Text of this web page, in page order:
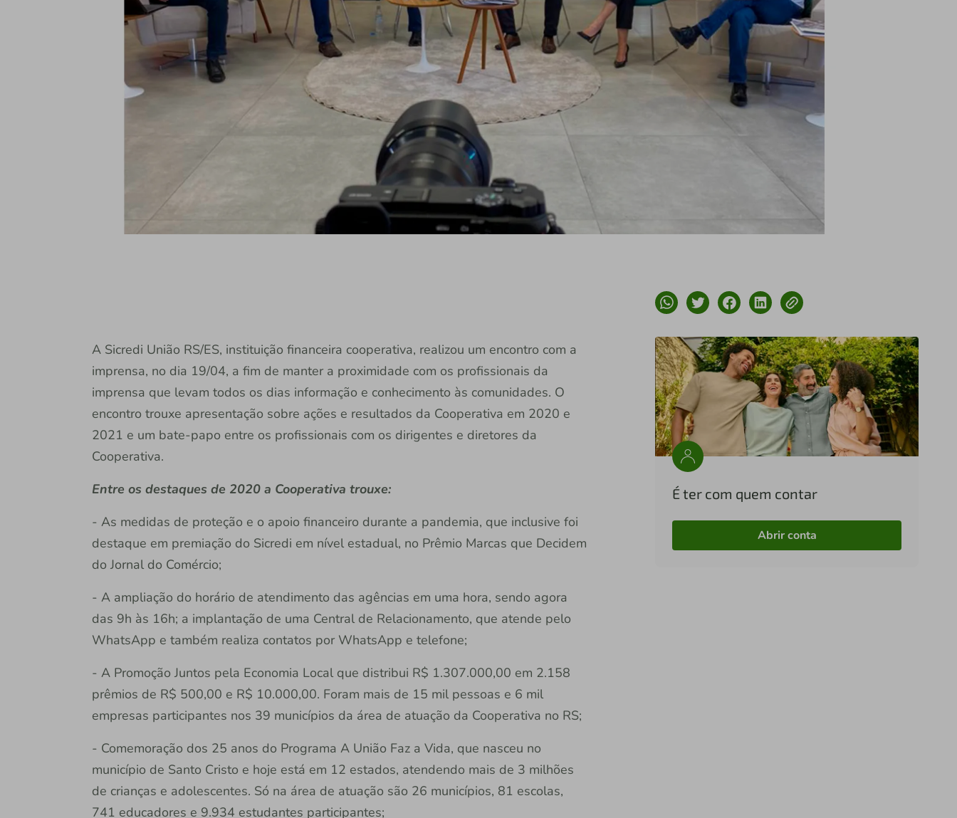
A Sicredi União RS/ES, instituição financeira cooperativa, realizou um encontro com a
imprensa, no dia 19/04, a fim de manter a proximidade com os profissionais da
imprensa que levam todos os dias informação e conhecimento às comunidades. O
encontro trouxe apresentação sobre ações e resultados da Cooperativa em 2020 e
2021 e um bate-papo entre os profissionais com os dirigentes e diretores da
Cooperativa.
Entre os destaques de 2020 a Cooperativa trouxe:
- As medidas de proteção e o apoio financeiro durante a pandemia, que inclusive foi
destaque em premiação do Sicredi em nível estadual, no Prêmio Marcas que Decidem
do Jornal do Comércio;
- A ampliação do horário de atendimento das agências em uma hora, sendo agora
das 9h às 16h; a implantação de uma Central de Relacionamento, que atende pelo
WhatsApp e também realiza contatos por WhatsApp e telefone;
- A Promoção Juntos pela Economia Local que distribui R$ 1.307.000,00 em 2.158
prêmios de R$ 500,00 e R$ 10.000,00. Foram mais de 15 mil pessoas e 6 mil
empresas participantes nos 39 municípios da área de atuação da Cooperativa no RS;
- Comemoração dos 25 anos do Programa A União Faz a Vida, que nasceu no
município de Santo Cristo e hoje está em 12 estados, atendendo mais de 3 milhões
de crianças e adolescentes. Só na área de atuação são 26 municípios, 81 escolas,
741 educadores e 9.934 estudantes participantes;
É ter com quem contar
Abrir conta